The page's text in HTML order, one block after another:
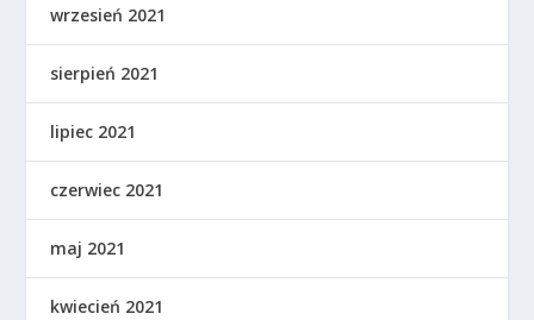
wrzesień 2021
sierpień 2021
lipiec 2021
czerwiec 2021
maj 2021
kwiecień 2021